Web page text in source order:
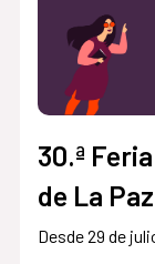
30.ª
de La Paz
Desde 29 de